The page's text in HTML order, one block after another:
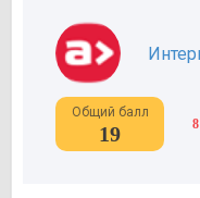
Общий балл
19 8